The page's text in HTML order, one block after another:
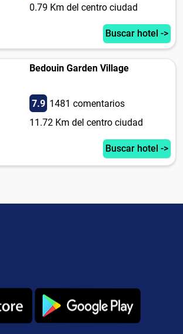
0.79 Km del centro ciudad
Buscar hotel ->
Bedouin Garden Village
7.9 1481 comentarios
11.72 Km del centro ciudad
Buscar hotel ->